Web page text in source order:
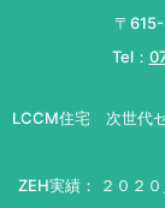
〒
Tel：
LCCM住宅 次世代
ZEH実績： ２０２